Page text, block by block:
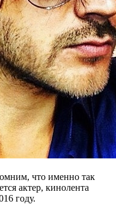
что именно так
актер, кинолента
году.